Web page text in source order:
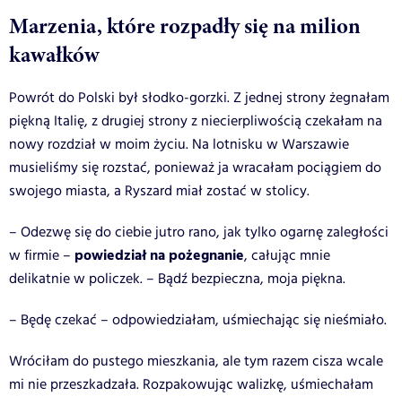
Marzenia, które rozpadły się na milion
kawałków
Powrót do Polski był słodko-gorzki. Z jednej strony żegnałam
piękną Italię, z drugiej strony z niecierpliwością czekałam na
nowy rozdział w moim życiu. Na lotnisku w Warszawie
musieliśmy się rozstać, ponieważ ja wracałam pociągiem do
swojego miasta, a Ryszard miał zostać w stolicy.
– Odezwę się do ciebie jutro rano, jak tylko ogarnę zaległości
w firmie – powiedział na pożegnanie, całując mnie
delikatnie w policzek. – Bądź bezpieczna, moja piękna.
– Będę czekać – odpowiedziałam, uśmiechając się nieśmiało.
Wróciłam do pustego mieszkania, ale tym razem cisza wcale
mi nie przeszkadzała. Rozpakowując walizkę, uśmiechałam